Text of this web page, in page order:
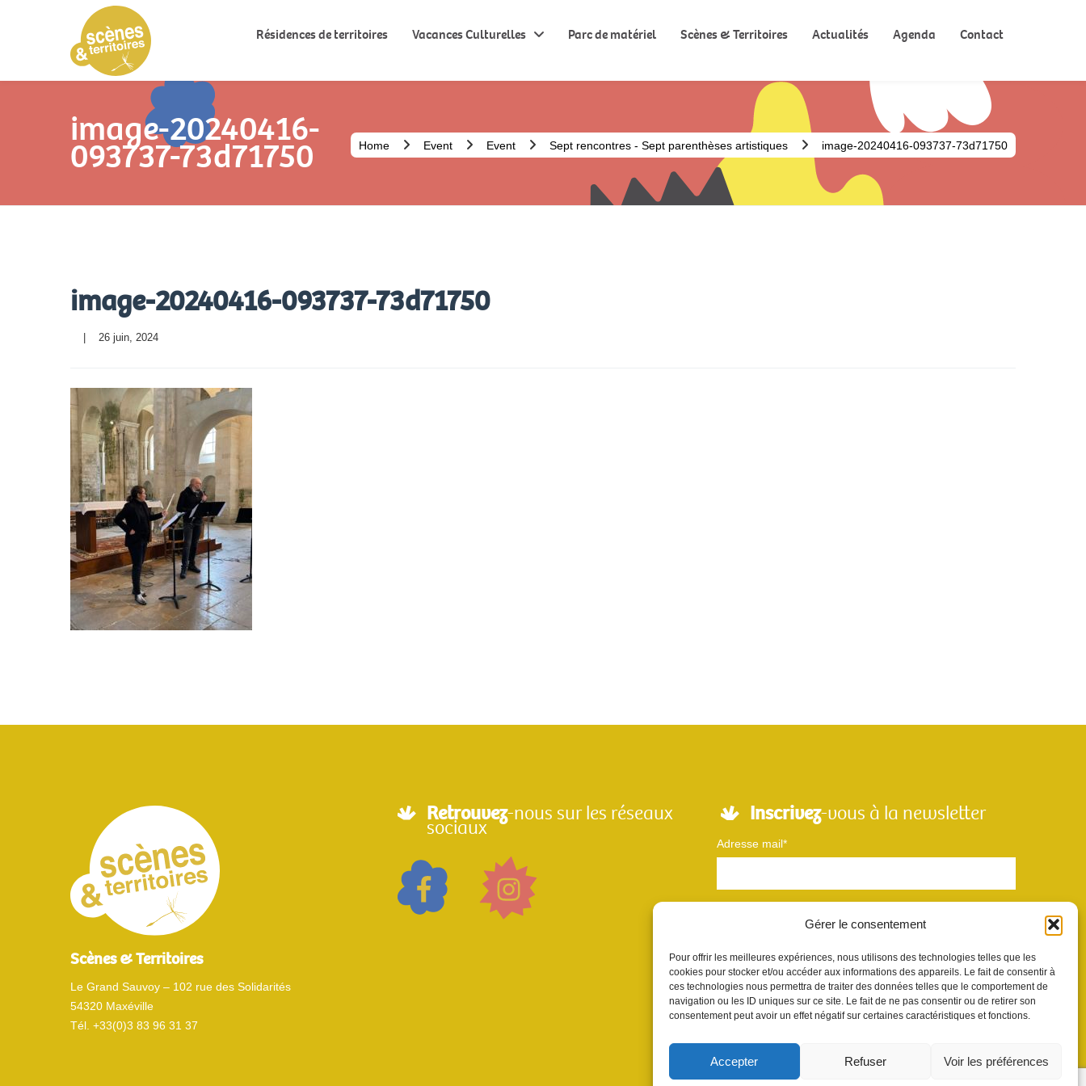
Gérer le consentement
Pour offrir les meilleures expériences, nous utilisons des technologies telles que les
cookies pour stocker et/ou accéder aux informations des appareils. Le fait de consentir à
ces technologies nous permettra de traiter des données telles que le comportement de
navigation ou les ID uniques sur ce site. Le fait de ne pas consentir ou de retirer son
consentement peut avoir un effet négatif sur certaines caractéristiques et fonctions.
Accepter Refuser Voir les préférences
Résidences de territoires Vacances Culturelles Parc de matériel Scènes & Territoires Actualités Agenda Contact
image-20240416-
093737-73d71750 Home Event Event Sept rencontres - Sept parenthèses artistiques image-20240416-093737-73d71750
image-20240416-093737-73d71750
    |    26 juin, 2024
Scènes & Territoires
Le Grand Sauvoy – 102 rue des Solidarités
54320 Maxéville
Tél. +33(0)3 83 96 31 37
Retrouvez-nous sur les réseaux
sociaux
Inscrivez-vous à la newsletter
Adresse mail*
Votre e-mail sera utilisé uniquement pour nous permettre de vous envoyer
notre newsletter et des informations à propos de Scènes et Territoires. Vous
pouvez vous désinscrire en utilisant le lien se désabonner de la newsletter.